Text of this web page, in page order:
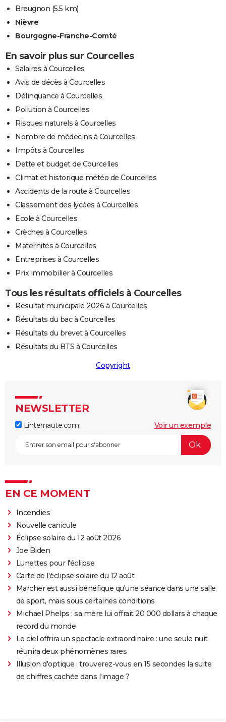
Breugnon (5.5 km)
Nièvre
Bourgogne-Franche-Comté
En savoir plus sur Courcelles
Salaires à Courcelles
Avis de décès à Courcelles
Délinquance à Courcelles
Pollution à Courcelles
Risques naturels à Courcelles
Nombre de médecins à Courcelles
Impôts à Courcelles
Dette et budget de Courcelles
Climat et historique météo de Courcelles
Accidents de la route à Courcelles
Classement des lycées à Courcelles
Ecole à Courcelles
Crèches à Courcelles
Maternités à Courcelles
Entreprises à Courcelles
Prix immobilier à Courcelles
Tous les résultats officiels à Courcelles
Résultat municipale 2026 à Courcelles
Résultats du bac à Courcelles
Résultats du brevet à Courcelles
Résultats du BTS à Courcelles
Copyright
NEWSLETTER
Linternaute.com Voir un exemple
EN CE MOMENT
Incendies
Nouvelle canicule
Éclipse solaire du 12 août 2026
Joe Biden
Lunettes pour l'éclipse
Carte de l'éclipse solaire du 12 août
Marcher est aussi bénéfique qu'une séance dans une salle
de sport, mais sous certaines conditions
Michael Phelps : sa mère lui offrait 20 000 dollars à chaque
record du monde
Le ciel offrira un spectacle extraordinaire : une seule nuit
réunira deux phénomènes rares
Illusion d'optique : trouverez-vous en 15 secondes la suite
de chiffres cachée dans l'image ?